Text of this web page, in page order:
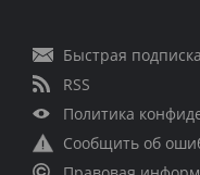
Быстрая
RSS
Политика
Сообщить об